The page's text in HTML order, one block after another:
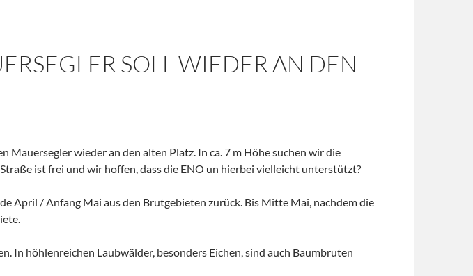
SOLL WIEDER AN DEN
wieder an den alten Platz. In ca. 7 m Höhe suchen wir die
ist frei und wir hoffen, dass die ENO un hierbei vielleicht unterstützt?
April / Anfang Mai aus den Brutgebieten zurück. Bis Mitte Mai, nachdem die
In höhlenreichen Laubwälder, besonders Eichen, sind auch Baumbruten